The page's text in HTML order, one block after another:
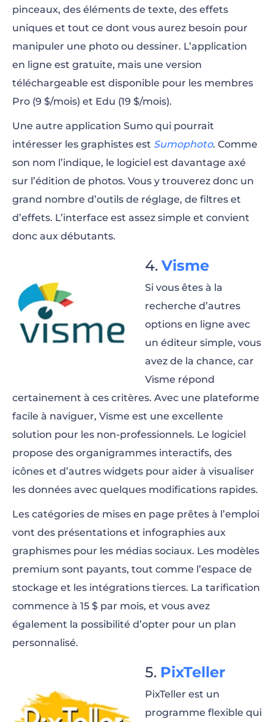
pinceaux, des éléments de texte, des effets
uniques et tout ce dont vous aurez besoin pour
manipuler une photo ou dessiner. L’application
en ligne est gratuite, mais une version
téléchargeable est disponible pour les membres
Pro (9 $/mois) et Edu (19 $/mois).
Une autre application Sumo qui pourrait
intéresser les graphistes est Sumophoto. Comme
son nom l’indique, le logiciel est davantage axé
sur l’édition de photos. Vous y trouverez donc un
grand nombre d’outils de réglage, de filtres et
d’effets. L’interface est assez simple et convient
donc aux débutants.
Visme
Si vous êtes à la
recherche d’autres
options en ligne avec
un éditeur simple, vous
avez de la chance, car
Visme répond
certainement à ces critères. Avec une plateforme
facile à naviguer, Visme est une excellente
solution pour les non-professionnels. Le logiciel
propose des organigrammes interactifs, des
icônes et d’autres widgets pour aider à visualiser
les données avec quelques modifications rapides.
Les catégories de mises en page prêtes à l’emploi
vont des présentations et infographies aux
graphismes pour les médias sociaux. Les modèles
premium sont payants, tout comme l’espace de
stockage et les intégrations tierces. La tarification
commence à 15 $ par mois, et vous avez
également la possibilité d’opter pour un plan
personnalisé.
PixTeller
PixTeller est un
programme flexible qui